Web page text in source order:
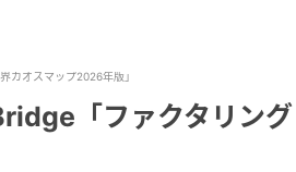
カオスマップ2026年版」
「ファクタリング